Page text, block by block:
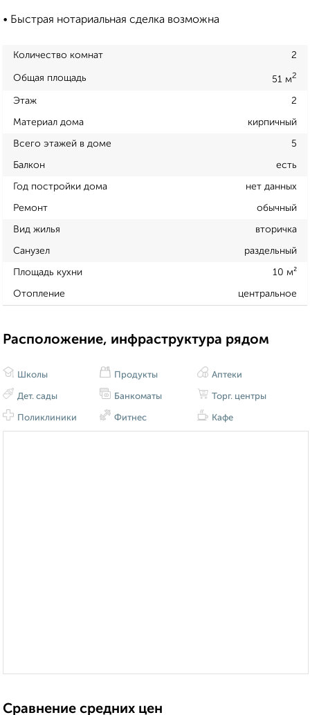
• Быстрая нотариальная сделка возможна
Количество комнат 2
Общая площадь 51 м2
Этаж 2
Материал дома кирпичный
Всего этажей в доме 5
Балкон есть
Год постройки дома нет данных
Ремонт обычный
Вид жилья вторичка
Санузел раздельный
Площадь кухни 10 м²
Отопление центральное
Расположение, инфраструктура рядом
Школы
Дет. сады
Поликлиники
Продукты
Банкоматы
Фитнес
Аптеки
Торг. центры
Кафе
Сравнение средних цен